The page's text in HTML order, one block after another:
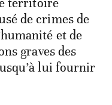
de crimes de
et de
graves des
lui fournir